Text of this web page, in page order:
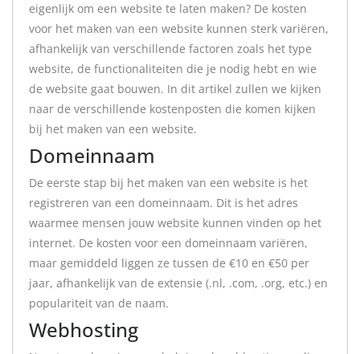
eigenlijk om een website te laten maken? De kosten
voor het maken van een website kunnen sterk variëren,
afhankelijk van verschillende factoren zoals het type
website, de functionaliteiten die je nodig hebt en wie
de website gaat bouwen. In dit artikel zullen we kijken
naar de verschillende kostenposten die komen kijken
bij het maken van een website.
Domeinnaam
De eerste stap bij het maken van een website is het
registreren van een domeinnaam. Dit is het adres
waarmee mensen jouw website kunnen vinden op het
internet. De kosten voor een domeinnaam variëren,
maar gemiddeld liggen ze tussen de €10 en €50 per
jaar, afhankelijk van de extensie (.nl, .com, .org, etc.) en
populariteit van de naam.
Webhosting